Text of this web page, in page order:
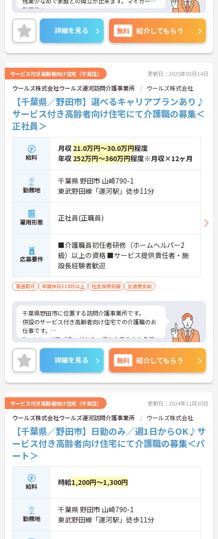
勤可能！
ご興味のある方はお気軽にお問い合わせ下さい。
詳細を見る 無料 紹介してもらう
サービス付き高齢者向け住宅（サ高住） 更新日：2025年03月14日
ウールズ株式会社ウールズ運河訪問介護事業所 ウールズ株式会社
【千葉県／野田市】選べるキャリアプランあり♪
サービス付き高齢者向け住宅にて介護職の募集＜
正社員＞
給料
月収 21.0万円～30.0万円程度
年収 252万円～360万円程度※月収×12ヶ月
勤務地
千葉県 野田市 山崎790-1
東武野田線「運河駅」徒歩11分
雇用形態 正社員(正職員)
応募要件
■介護職員初任者研修（ホームヘルパー2
級）以上の資格 ■サービス提供責任者・施
設長経験者歓迎
車通勤可 年間休日110日以上 社会保険完備 交通費支給
千葉県野田市に位置する訪問介護事業所です。
併設のサービス付き高齢者向け住宅での介護職のお
仕事です。
2つのキャリアプランがあり、様々な考え方や多様
性のある働き方をバックアップする体制が整えられ
ています。
ご興味をお持ちの方はお気軽にお問い合わせくださ
い。
詳細を見る 無料 紹介してもらう
サービス付き高齢者向け住宅（サ高住） 更新日：2024年11月30日
ウールズ株式会社ウールズ運河訪問介護事業所 ウールズ株式会社
【千葉県／野田市】日勤のみ／週1日からOK♪サ
ービス付き高齢者向け住宅にて介護職の募集＜パ
ート＞
給料 時給1,200円～1,300円
勤務地
千葉県 野田市 山崎790-1
東武野田線「運河駅」徒歩11分